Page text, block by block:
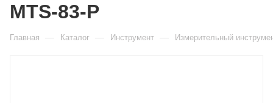
MTS-83-P
Главная — Каталог — Инструмент — Измерительный